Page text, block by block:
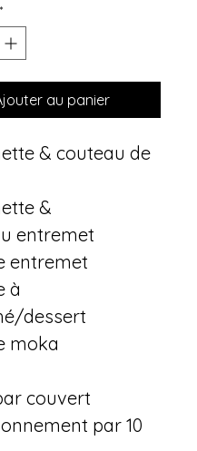
*
au panier
& couteau de
&
entremet
entremet
à
dessert
moka
couvert
par 10